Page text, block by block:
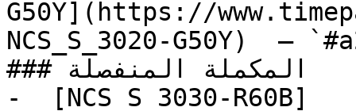
G50Y](https://
NCS_S_3020-G50Y)  —
### المكملة المنفصلة
-  [NCS S 3030-R60B]